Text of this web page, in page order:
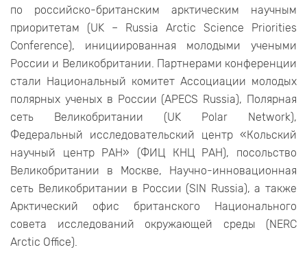
по российско-британским арктическим научным
приоритетам (UK – Russia Arctic Science Priorities
Conference), инициированная молодыми учеными
России и Великобритании. Партнерами конференции
стали Национальный комитет Ассоциации молодых
полярных ученых в России (APECS Russia), Полярная
сеть Великобритании (UK Polar Network),
Федеральный исследовательский центр «Кольский
научный центр РАН» (ФИЦ КНЦ РАН), посольство
Великобритании в Москве, Научно-инновационная
сеть Великобритании в России (SIN Russia), а также
Арктический офис британского Национального
совета исследований окружающей среды (NERC
Arctic Office).